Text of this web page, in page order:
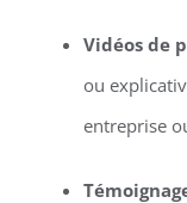
Vidéos de
ou
entreprise